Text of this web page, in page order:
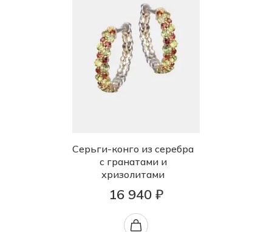
Серьги-конго из серебра
с гранатами и
хризолитами
16 940 ₽